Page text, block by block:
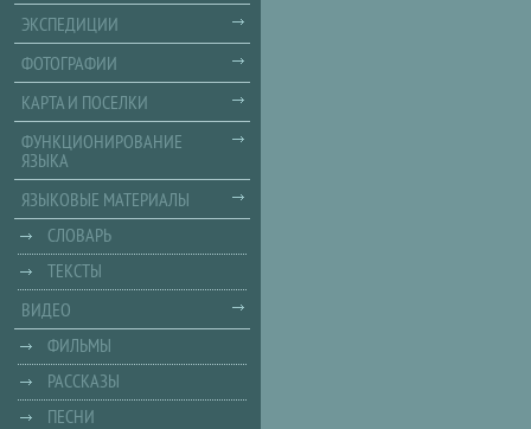
ЭКСПЕДИЦИИ
ФОТОГРАФИИ
КАРТА И ПОСЕЛКИ
ФУНКЦИОНИРОВАНИЕ
ЯЗЫКА
ЯЗЫКОВЫЕ МАТЕРИАЛЫ
СЛОВАРЬ
ТЕКСТЫ
ВИДЕО
ФИЛЬМЫ
РАССКАЗЫ
ПЕСНИ